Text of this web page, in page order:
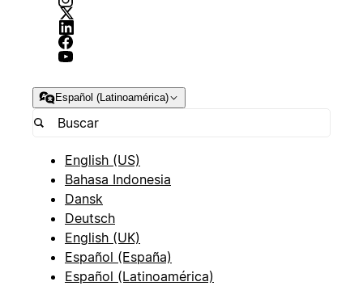
Español (Latinoamérica)
English (US)
Bahasa Indonesia
Dansk
Deutsch
English (UK)
Español (España)
Español (Latinoamérica)